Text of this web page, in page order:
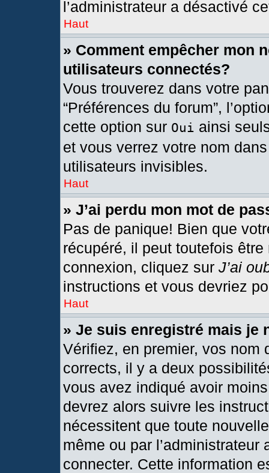
l’administrateur a désactivé
Haut
» Comment empêcher mon
utilisateurs connectés?
Vous trouverez dans votre
“Préférences du forum”,
cette option sur Oui ainsi
et vous verrez votre nom
utilisateurs invisibles.
Haut
» J’ai perdu mon mot de
Pas de panique! Bien que
récupéré, il peut toutefois
connexion, cliquez sur J’ai
instructions et vous devriez
Haut
» Je suis enregistré mais je
Vérifiez, en premier, vos nom
corrects, il y a deux
vous avez indiqué avoir
devrez alors suivre les
nécessitent que toute
même ou par
connecter. Cette information